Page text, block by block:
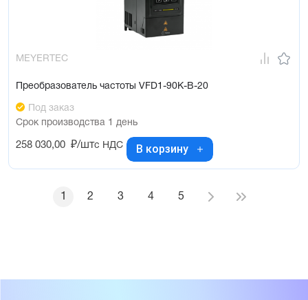
MEYERTEC
Преобразователь частоты VFD1-90K-B-20
Под заказ
Срок производства 1 день
258 030,00 ₽/штс НДС В корзину
1 2 3 4 5